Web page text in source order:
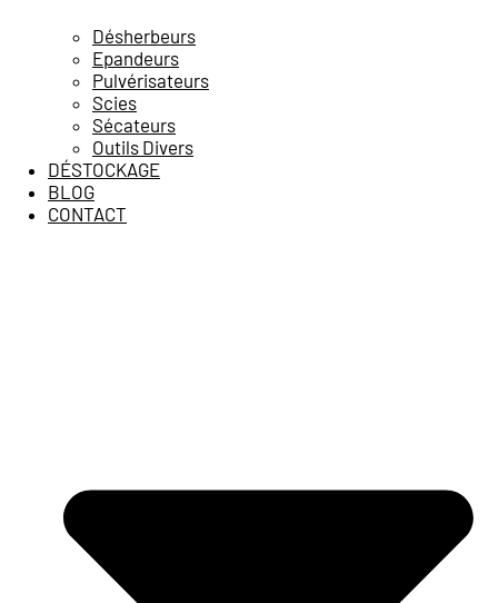
Désherbeurs
Epandeurs
Pulvérisateurs
Scies
Sécateurs
Outils Divers
DÉSTOCKAGE
BLOG
CONTACT